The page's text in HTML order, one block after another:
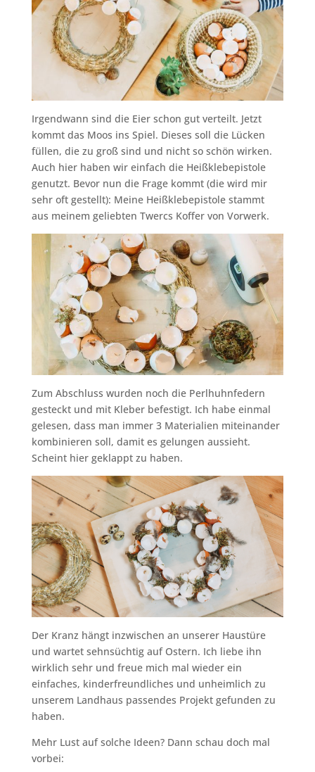
Irgendwann sind die Eier schon gut verteilt. Jetzt
kommt das Moos ins Spiel. Dieses soll die Lücken
füllen, die zu groß sind und nicht so schön wirken.
Auch hier haben wir einfach die Heißklebepistole
genutzt. Bevor nun die Frage kommt (die wird mir
sehr oft gestellt): Meine Heißklebepistole stammt
aus meinem geliebten Twercs Koffer von Vorwerk.
Zum Abschluss wurden noch die Perlhuhnfedern
gesteckt und mit Kleber befestigt. Ich habe einmal
gelesen, dass man immer 3 Materialien miteinander
kombinieren soll, damit es gelungen aussieht.
Scheint hier geklappt zu haben.
Der Kranz hängt inzwischen an unserer Haustüre
und wartet sehnsüchtig auf Ostern. Ich liebe ihn
wirklich sehr und freue mich mal wieder ein
einfaches, kinderfreundliches und unheimlich zu
unserem Landhaus passendes Projekt gefunden zu
haben.
Mehr Lust auf solche Ideen? Dann schau doch mal
vorbei: